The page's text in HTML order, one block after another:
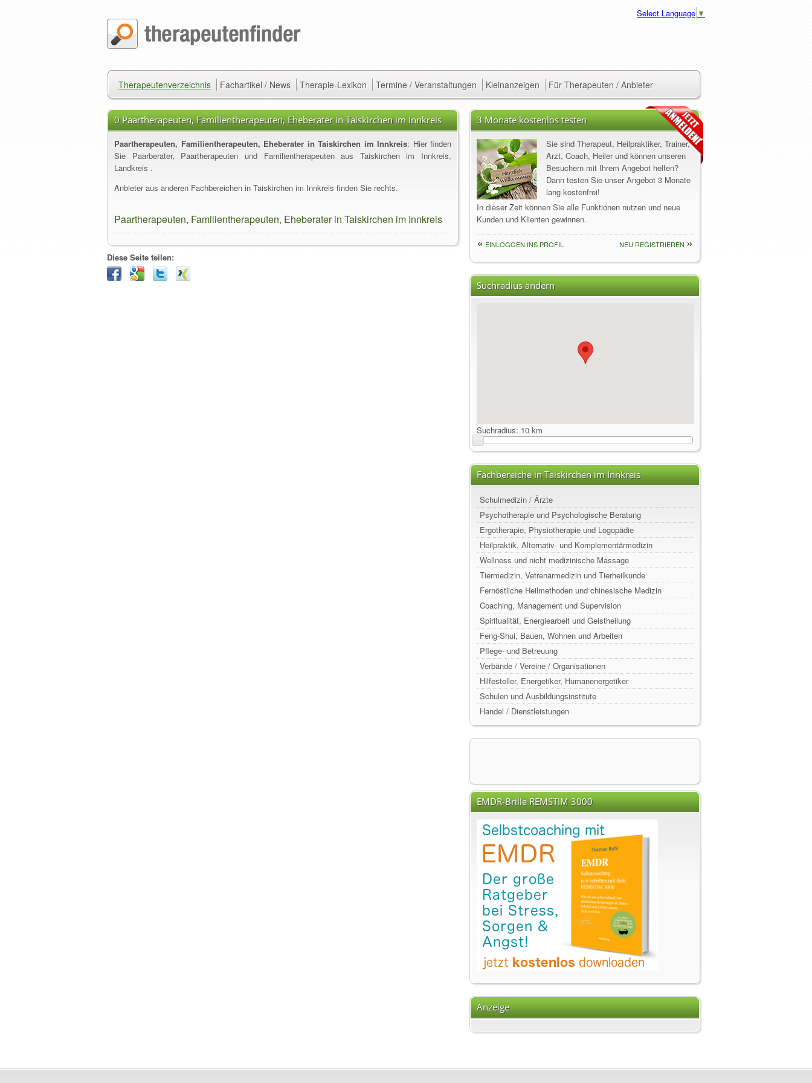
Select Language ▼
Therapeutenverzeichnis Fachartikel / News Therapie-Lexikon Termine / Veranstaltungen Kleinanzeigen Für Therapeuten / Anbieter
0 Paartherapeuten, Familientherapeuten, Eheberater in Taiskirchen im Innkreis
Paartherapeuten, Familientherapeuten, Eheberater in Taiskirchen im Innkreis: Hier finden
Sie Paarberater, Paartherapeuten und Familientherapeuten aus Taiskirchen im Innkreis,
Landkreis .
Anbieter aus anderen Fachbereichen in Taiskirchen im Innkreis finden Sie rechts.
Paartherapeuten, Familientherapeuten, Eheberater in Taiskirchen im Innkreis
Diese Seite teilen:
3 Monate kostenlos testen
Sie sind Therapeut, Heilpraktiker, Trainer,
Arzt, Coach, Heiler und können unseren
Besuchern mit Ihrem Angebot helfen?
Dann testen Sie unser Angebot 3 Monate
lang kostenfrei!
In dieser Zeit können Sie alle Funktionen nutzen und neue
Kunden und Klienten gewinnen.
EINLOGGEN INS PROFIL NEU REGISTRIEREN
Suchradius ändern
Suchradius: 10 km
Fachbereiche in Taiskirchen im Innkreis
Schulmedizin / Ärzte
Psychotherapie und Psychologische Beratung
Ergotherapie, Physiotherapie und Logopädie
Heilpraktik, Alternativ- und Komplementärmedizin
Wellness und nicht medizinische Massage
Tiermedizin, Vetrenärmedizin und Tierheilkunde
Fernöstliche Heilmethoden und chinesische Medizin
Coaching, Management und Supervision
Spiritualität, Energiearbeit und Geistheilung
Feng-Shui, Bauen, Wohnen und Arbeiten
Pflege- und Betreuung
Verbände / Vereine / Organisationen
Hilfesteller, Energetiker, Humanenergetiker
Schulen und Ausbildungsinstitute
Handel / Dienstleistungen
EMDR-Brille REMSTIM 3000
Anzeige